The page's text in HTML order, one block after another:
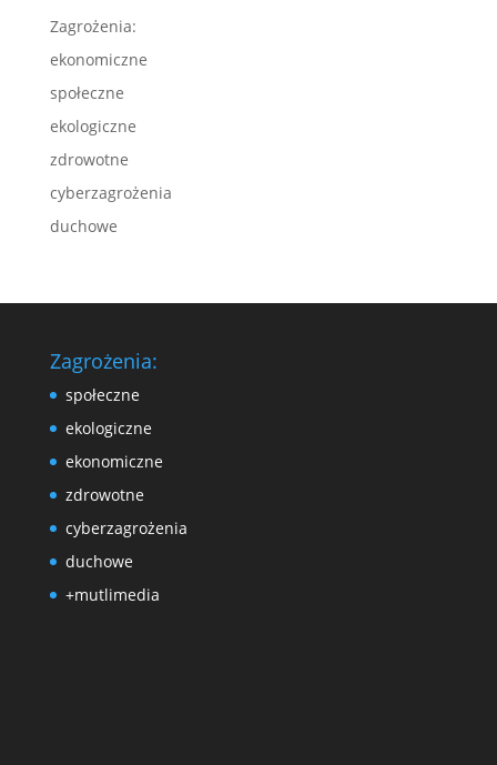
Zagrożenia:
ekonomiczne
społeczne
ekologiczne
zdrowotne
cyberzagrożenia
duchowe
Zagrożenia:
społeczne
ekologiczne
ekonomiczne
zdrowotne
cyberzagrożenia
duchowe
+mutlimedia